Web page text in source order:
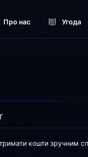
Про нас Угода
кошти зручним